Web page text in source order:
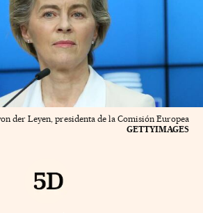
der Leyen, presidenta de la Comisión Europea
GETTYIMAGES